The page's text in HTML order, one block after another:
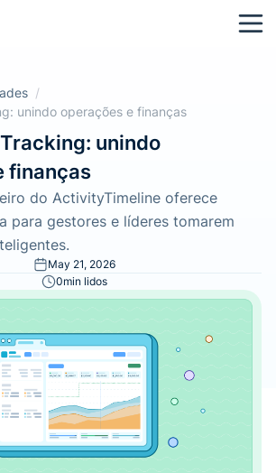
/
unindo operações e finanças
unindo
finanças
do ActivityTimeline oferece
para gestores e líderes tomarem
May 21, 2026
0min lidos